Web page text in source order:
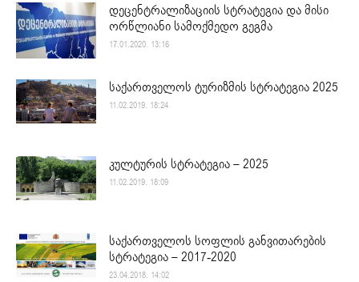
დეცენტრალიზაციის სტრატეგია და მისი
ორწლიანი სამოქმედო გეგმა
17.01.2020. 13:16
საქართველოს ტურიზმის სტრატეგია 2025
11.02.2019. 18:24
კულტურის სტრატეგია – 2025
11.02.2019. 18:09
საქართველოს სოფლის განვითარების
სტრატეგია – 2017-2020
23.04.2018. 14:02